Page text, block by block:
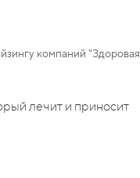
компаний "Здоровая
лечит и приносит